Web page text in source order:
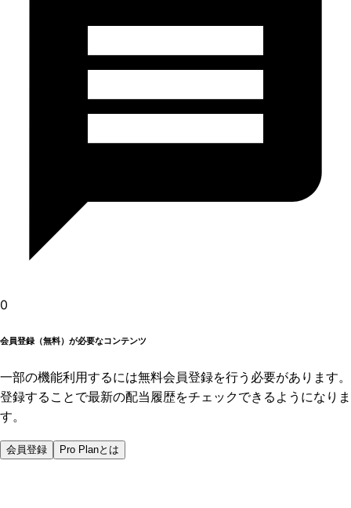
0
会員登録（無料）が必要なコンテンツ
一部の機能利用するには無料会員登録を行う必要があります。
登録することで最新の配当履歴をチェックできるようになりま
す。
会員登録 Pro Planとは